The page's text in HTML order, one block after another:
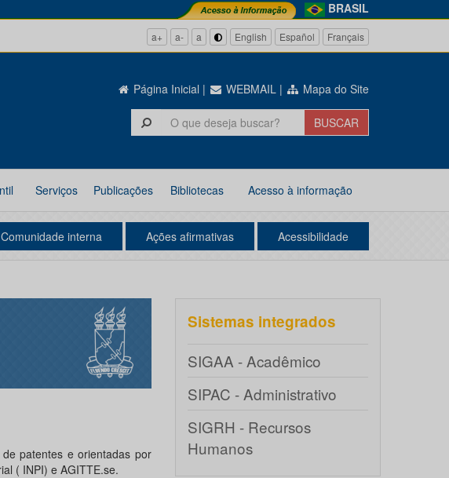
BRASIL
a+ a- a English Español Français
Página Inicial | WEBMAIL | Mapa do Site
Serviços Publicações Bibliotecas Acesso à informação
Comunidade interna Ações afirmativas Acessibilidade
patentes e orientadas por
( INPI) e AGITTE.se.
Sistemas integrados
SIGAA - Acadêmico
SIPAC - Administrativo
SIGRH - Recursos
Humanos